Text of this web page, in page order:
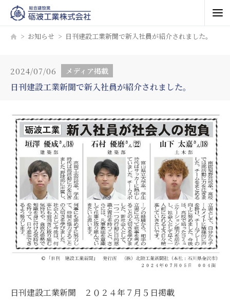
お知らせ 日刊建設工業新聞で新入社員が紹介されました。
2024/07/06 メディア掲載
日刊建設工業新聞で新入社員が紹介されました。
日刊建設工業新聞 ２０２４年７月５日掲載